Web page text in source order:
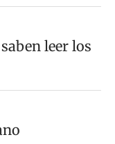
leer los